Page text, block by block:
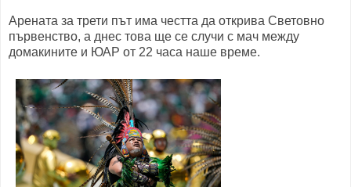
Арената за трети път има честта да открива Световно
първенство, а днес това ще се случи с мач между
домакините и ЮАР от 22 часа наше време.